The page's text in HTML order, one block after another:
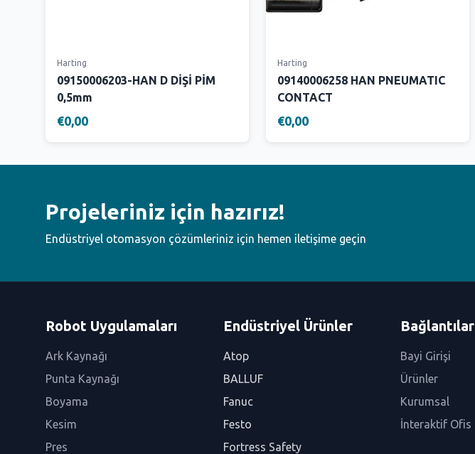
Harting
09150006203-HAN D DİŞİ PİM
0,5mm
€0,00
Harting
09140006258 HAN PNEUMATIC
CONTACT
€0,00
Projeleriniz için hazırız!
Endüstriyel otomasyon çözümleriniz için hemen iletişime geçin
Robot Uygulamaları
Ark Kaynağı
Punta Kaynağı
Boyama
Kesim
Pres
Endüstriyel Ürünler
Atop
BALLUF
Fanuc
Festo
Fortress Safety
Bağlantılar
Bayi Girişi
Ürünler
Kurumsal
İnteraktif Ofis